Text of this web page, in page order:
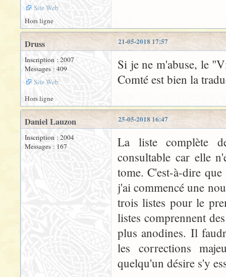
Site Web
Hors ligne
21-05-2018 17:57
Druss
Inscription : 2007
Messages : 409
Site Web
Si je ne m'abuse, le
Comté est bien la
Hors ligne
25-05-2018 16:47
Daniel Lauzon
Inscription : 2004
Messages : 167
La liste complète
consultable car elle
tome. C'est-à-dire
j'ai commencé une
trois listes pour le
listes comprennent
plus anodines. Il
les corrections
quelqu'un désire s'y